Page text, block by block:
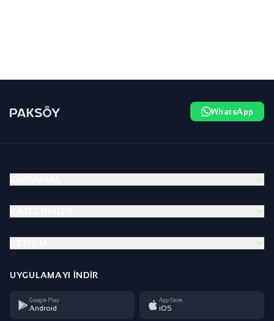
WhatsApp
UYGULAMAYI İNDIR
Google Play
Android
App Store
iOS